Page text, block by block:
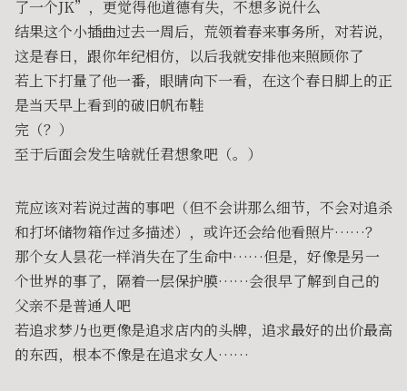
了一个JK”，更觉得他道德有失，不想多说什么
结果这个小插曲过去一周后，荒领着春来事务所，对若说，
这是春日，跟你年纪相仿，以后我就安排他来照顾你了
若上下打量了他一番，眼睛向下一看，在这个春日脚上的正
是当天早上看到的破旧帆布鞋
完（？）
至于后面会发生啥就任君想象吧（。）
荒应该对若说过茜的事吧（但不会讲那么细节，不会对追杀
和打坏储物箱作过多描述），或许还会给他看照片……？
那个女人昙花一样消失在了生命中……但是，好像是另一
个世界的事了，隔着一层保护膜……会很早了解到自己的
父亲不是普通人吧
若追求梦乃也更像是追求店内的头牌，追求最好的出价最高
的东西，根本不像是在追求女人……